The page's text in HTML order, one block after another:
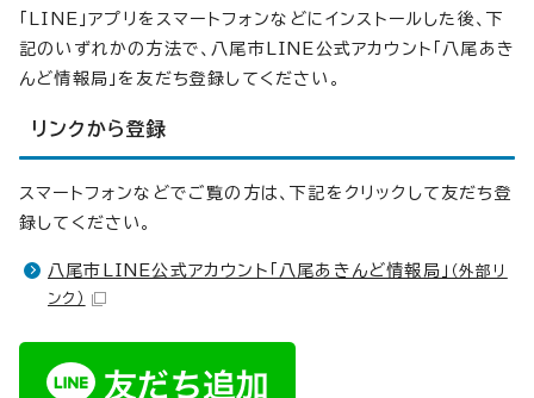
「LINE」アプリをスマートフォンなどにインストールした後、下
記のいずれかの方法で、八尾市LINE公式アカウント「八尾あき
んど情報局」を友だち登録してください。
リンクから登録
スマートフォンなどでご覧の方は、下記をクリックして友だち登
録してください。
八尾市LINE公式アカウント「八尾あきんど情報局」 （外部リ
ンク）